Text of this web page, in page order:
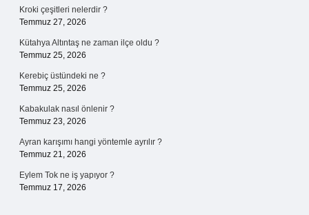
Kroki çeşitleri nelerdir ?
Temmuz 27, 2026
Kütahya Altıntaş ne zaman ilçe oldu ?
Temmuz 25, 2026
Kerebiç üstündeki ne ?
Temmuz 25, 2026
Kabakulak nasıl önlenir ?
Temmuz 23, 2026
Ayran karışımı hangi yöntemle ayrılır ?
Temmuz 21, 2026
Eylem Tok ne iş yapıyor ?
Temmuz 17, 2026